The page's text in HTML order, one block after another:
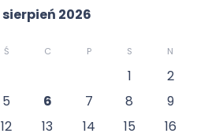
sierpień 2026
Ś C P S N
1
2
5 6 7 8
9
12 13 14 15
16